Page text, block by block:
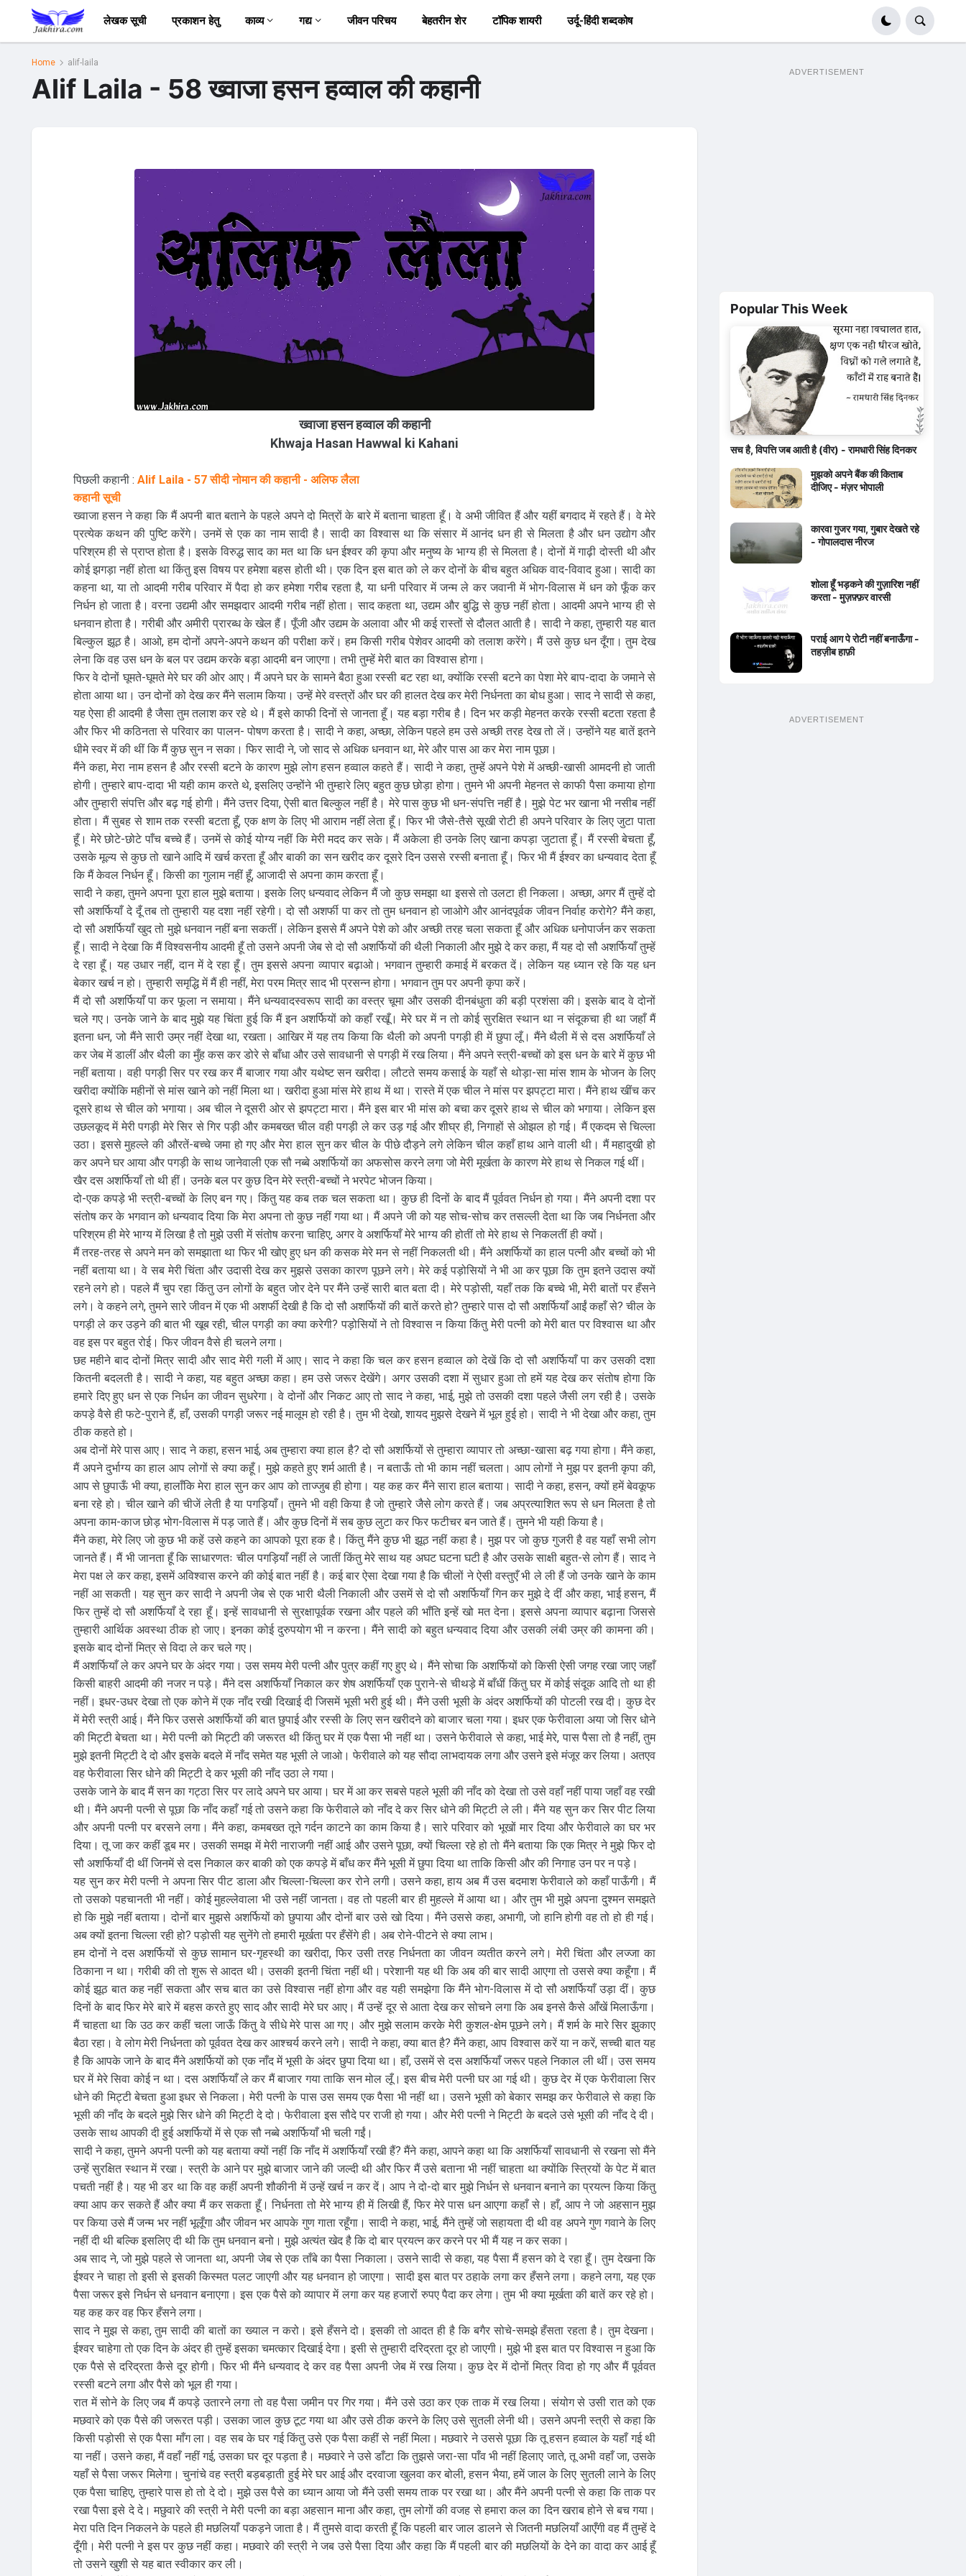
लेखक सूची प्रकाशन हेतु काव्य गद्य जीवन परिचय बेहतरीन शेर टॉपिक शायरी उर्दू-हिंदी शब्दकोष
Home alif-laila
Alif Laila - 58 ख्वाजा हसन हव्वाल की कहानी
ख्वाजा हसन हव्वाल की कहानी
Khwaja Hasan Hawwal ki Kahani
पिछली कहानी : Alif Laila - 57 सीदी नोमान की कहानी - अलिफ लैला
कहानी सूची
ख्वाजा हसन ने कहा कि मैं अपनी बात बताने के पहले अपने दो मित्रों के बारे में बताना चाहता हूँ। वे अभी जीवित हैं और यहीं बगदाद में रहते हैं। वे मेरे
प्रत्येक कथन की पुष्टि करेंगे। उनमें से एक का नाम सादी है। सादी का विश्वास था कि संसार में आनंद धन ही से मिलता है और धन उद्योग और
परिश्रम ही से प्राप्त होता है। इसके विरुद्ध साद का मत था कि धन ईश्वर की कृपा और मनुष्य के भाग्य ही से मिलता है। दोनों में गाढ़ी दोस्ती थी और
कोई झगड़ा नहीं होता था किंतु इस विषय पर हमेशा बहस होती थी। एक दिन इस बात को ले कर दोनों के बीच बहुत अधिक वाद-विवाद हुआ। सादी का
कहना था, या तो आदमी गरीब परिवार में पैदा हो कर हमेशा गरीब रहता है, या धनी परिवार में जन्म ले कर जवानी में भोग-विलास में धन को फूँक कर
निर्धन हो जाता है। वरना उद्यमी और समझदार आदमी गरीब नहीं होता। साद कहता था, उद्यम और बुद्धि से कुछ नहीं होता। आदमी अपने भाग्य ही से
धनवान होता है। गरीबी और अमीरी प्रारब्ध के खेल हैं। पूँजी और उद्यम के अलावा और भी कई रास्तों से दौलत आती है। सादी ने कहा, तुम्हारी यह बात
बिल्कुल झूठ है। आओ, हम दोनों अपने-अपने कथन की परीक्षा करें। हम किसी गरीब पेशेवर आदमी को तलाश करेंगे। मैं उसे कुछ धन दूँगा। तुम देख
लेना कि वह उस धन के बल पर उद्यम करके बड़ा आदमी बन जाएगा। तभी तुम्हें मेरी बात का विश्वास होगा।
फिर वे दोनों घूमते-घूमते मेरे घर की ओर आए। मैं अपने घर के सामने बैठा हुआ रस्सी बट रहा था, क्योंकि रस्सी बटने का पेशा मेरे बाप-दादा के जमाने से
होता आया था। उन दोनों को देख कर मैंने सलाम किया। उन्हें मेरे वस्त्रों और घर की हालत देख कर मेरी निर्धनता का बोध हुआ। साद ने सादी से कहा,
यह ऐसा ही आदमी है जैसा तुम तलाश कर रहे थे। मैं इसे काफी दिनों से जानता हूँ। यह बड़ा गरीब है। दिन भर कड़ी मेहनत करके रस्सी बटता रहता है
और फिर भी कठिनता से परिवार का पालन- पोषण करता है। सादी ने कहा, अच्छा, लेकिन पहले हम उसे अच्छी तरह देख तो लें। उन्होंने यह बातें इतने
धीमे स्वर में की थीं कि मैं कुछ सुन न सका। फिर सादी ने, जो साद से अधिक धनवान था, मेरे और पास आ कर मेरा नाम पूछा।
मैंने कहा, मेरा नाम हसन है और रस्सी बटने के कारण मुझे लोग हसन हव्वाल कहते हैं। सादी ने कहा, तुम्हें अपने पेशे में अच्छी-खासी आमदनी हो जाती
होगी। तुम्हारे बाप-दादा भी यही काम करते थे, इसलिए उन्होंने भी तुम्हारे लिए बहुत कुछ छोड़ा होगा। तुमने भी अपनी मेहनत से काफी पैसा कमाया होगा
और तुम्हारी संपत्ति और बढ़ गई होगी। मैंने उत्तर दिया, ऐसी बात बिल्कुल नहीं है। मेरे पास कुछ भी धन-संपत्ति नहीं है। मुझे पेट भर खाना भी नसीब नहीं
होता। मैं सुबह से शाम तक रस्सी बटता हूँ, एक क्षण के लिए भी आराम नहीं लेता हूँ। फिर भी जैसे-तैसे सूखी रोटी ही अपने परिवार के लिए जुटा पाता
हूँ। मेरे छोटे-छोटे पाँच बच्चे हैं। उनमें से कोई योग्य नहीं कि मेरी मदद कर सके। मैं अकेला ही उनके लिए खाना कपड़ा जुटाता हूँ। मैं रस्सी बेचता हूँ,
उसके मूल्य से कुछ तो खाने आदि में खर्च करता हूँ और बाकी का सन खरीद कर दूसरे दिन उससे रस्सी बनाता हूँ। फिर भी मैं ईश्वर का धन्यवाद देता हूँ
कि मैं केवल निर्धन हूँ। किसी का गुलाम नहीं हूँ, आजादी से अपना काम करता हूँ।
सादी ने कहा, तुमने अपना पूरा हाल मुझे बताया। इसके लिए धन्यवाद लेकिन मैं जो कुछ समझा था इससे तो उलटा ही निकला। अच्छा, अगर मैं तुम्हें दो
सौ अशर्फियाँ दे दूँ तब तो तुम्हारी यह दशा नहीं रहेगी। दो सौ अशर्फी पा कर तो तुम धनवान हो जाओगे और आनंदपूर्वक जीवन निर्वाह करोगे? मैंने कहा,
दो सौ अशर्फियाँ खुद तो मुझे धनवान नहीं बना सकतीं। लेकिन इससे मैं अपने पेशे को और अच्छी तरह चला सकता हूँ और अधिक धनोपार्जन कर सकता
हूँ। सादी ने देखा कि मैं विश्वसनीय आदमी हूँ तो उसने अपनी जेब से दो सौ अशर्फियों की थैली निकाली और मुझे दे कर कहा, मैं यह दो सौ अशर्फियाँ तुम्हें
दे रहा हूँ। यह उधार नहीं, दान में दे रहा हूँ। तुम इससे अपना व्यापार बढ़ाओ। भगवान तुम्हारी कमाई में बरकत दें। लेकिन यह ध्यान रहे कि यह धन
बेकार खर्च न हो। तुम्हारी समृद्धि में मैं ही नहीं, मेरा परम मित्र साद भी प्रसन्न होगा। भगवान तुम पर अपनी कृपा करें।
मैं दो सौ अशर्फियाँ पा कर फूला न समाया। मैंने धन्यवादस्वरूप सादी का वस्त्र चूमा और उसकी दीनबंधुता की बड़ी प्रशंसा की। इसके बाद वे दोनों
चले गए। उनके जाने के बाद मुझे यह चिंता हुई कि मैं इन अशर्फियों को कहाँ रखूँ। मेरे घर में न तो कोई सुरक्षित स्थान था न संदूकचा ही था जहाँ मैं
इतना धन, जो मैंने सारी उम्र नहीं देखा था, रखता। आखिर में यह तय किया कि थैली को अपनी पगड़ी ही में छुपा लूँ। मैंने थैली में से दस अशर्फियाँ ले
कर जेब में डालीं और थैली का मुँह कस कर डोरे से बाँधा और उसे सावधानी से पगड़ी में रख लिया। मैंने अपने स्त्री-बच्चों को इस धन के बारे में कुछ भी
नहीं बताया। वही पगड़ी सिर पर रख कर मैं बाजार गया और यथेष्ट सन खरीदा। लौटते समय कसाई के यहाँ से थोड़ा-सा मांस शाम के भोजन के लिए
खरीदा क्योंकि महीनों से मांस खाने को नहीं मिला था। खरीदा हुआ मांस मेरे हाथ में था। रास्ते में एक चील ने मांस पर झपट्टा मारा। मैंने हाथ खींच कर
दूसरे हाथ से चील को भगाया। अब चील ने दूसरी ओर से झपट्टा मारा। मैंने इस बार भी मांस को बचा कर दूसरे हाथ से चील को भगाया। लेकिन इस
उछलकूद में मेरी पगड़ी मेरे सिर से गिर पड़ी और कमबख्त चील वही पगड़ी ले कर उड़ गई और शीघ्र ही, निगाहों से ओझल हो गई। मैं एकदम से चिल्ला
उठा। इससे मुहल्ले की औरतें-बच्चे जमा हो गए और मेरा हाल सुन कर चील के पीछे दौड़ने लगे लेकिन चील कहाँ हाथ आने वाली थी। मैं महादुखी हो
कर अपने घर आया और पगड़ी के साथ जानेवाली एक सौ नब्बे अशर्फियों का अफसोस करने लगा जो मेरी मूर्खता के कारण मेरे हाथ से निकल गई थीं।
खैर दस अशर्फियाँ तो थी हीं। उनके बल पर कुछ दिन मेरे स्त्री-बच्चों ने भरपेट भोजन किया।
दो-एक कपड़े भी स्त्री-बच्चों के लिए बन गए। किंतु यह कब तक चल सकता था। कुछ ही दिनों के बाद मैं पूर्ववत निर्धन हो गया। मैंने अपनी दशा पर
संतोष कर के भगवान को धन्यवाद दिया कि मेरा अपना तो कुछ नहीं गया था। मैं अपने जी को यह सोच-सोच कर तसल्ली देता था कि जब निर्धनता और
परिश्रम ही मेरे भाग्य में लिखा है तो मुझे उसी में संतोष करना चाहिए, अगर वे अशर्फियाँ मेरे भाग्य की होतीं तो मेरे हाथ से निकलतीं ही क्यों।
मैं तरह-तरह से अपने मन को समझाता था फिर भी खोए हुए धन की कसक मेरे मन से नहीं निकलती थी। मैंने अशर्फियों का हाल पत्नी और बच्चों को भी
नहीं बताया था। वे सब मेरी चिंता और उदासी देख कर मुझसे उसका कारण पूछने लगे। मेरे कई पड़ोसियों ने भी आ कर पूछा कि तुम इतने उदास क्यों
रहने लगे हो। पहले मैं चुप रहा किंतु उन लोगों के बहुत जोर देने पर मैंने उन्हें सारी बात बता दी। मेरे पड़ोसी, यहाँ तक कि बच्चे भी, मेरी बातों पर हँसने
लगे। वे कहने लगे, तुमने सारे जीवन में एक भी अशर्फी देखी है कि दो सौ अशर्फियों की बातें करते हो? तुम्हारे पास दो सौ अशर्फियाँ आईं कहाँ से? चील के
पगड़ी ले कर उड़ने की बात भी खूब रही, चील पगड़ी का क्या करेगी? पड़ोसियों ने तो विश्वास न किया किंतु मेरी पत्नी को मेरी बात पर विश्वास था और
वह इस पर बहुत रोई। फिर जीवन वैसे ही चलने लगा।
छह महीने बाद दोनों मित्र सादी और साद मेरी गली में आए। साद ने कहा कि चल कर हसन हव्वाल को देखें कि दो सौ अशर्फियाँ पा कर उसकी दशा
कितनी बदलती है। सादी ने कहा, यह बहुत अच्छा कहा। हम उसे जरूर देखेंगे। अगर उसकी दशा में सुधार हुआ तो हमें यह देख कर संतोष होगा कि
हमारे दिए हुए धन से एक निर्धन का जीवन सुधरेगा। वे दोनों और निकट आए तो साद ने कहा, भाई, मुझे तो उसकी दशा पहले जैसी लग रही है। उसके
कपड़े वैसे ही फटे-पुराने हैं, हाँ, उसकी पगड़ी जरूर नई मालूम हो रही है। तुम भी देखो, शायद मुझसे देखने में भूल हुई हो। सादी ने भी देखा और कहा, तुम
ठीक कहते हो।
अब दोनों मेरे पास आए। साद ने कहा, हसन भाई, अब तुम्हारा क्या हाल है? दो सौ अशर्फियों से तुम्हारा व्यापार तो अच्छा-खासा बढ़ गया होगा। मैंने कहा,
मैं अपने दुर्भाग्य का हाल आप लोगों से क्या कहूँ। मुझे कहते हुए शर्म आती है। न बताऊँ तो भी काम नहीं चलता। आप लोगों ने मुझ पर इतनी कृपा की,
आप से छुपाऊँ भी क्या, हालाँकि मेरा हाल सुन कर आप को ताज्जुब ही होगा। यह कह कर मैंने सारा हाल बताया। सादी ने कहा, हसन, क्यों हमें बेवकूफ
बना रहे हो। चील खाने की चीजें लेती है या पगड़ियाँ। तुमने भी वही किया है जो तुम्हारे जैसे लोग करते हैं। जब अप्रत्याशित रूप से धन मिलता है तो
अपना काम-काज छोड़ भोग-विलास में पड़ जाते हैं। और कुछ दिनों में सब कुछ लुटा कर फिर फटीचर बन जाते हैं। तुमने भी यही किया है।
मैंने कहा, मेरे लिए जो कुछ भी कहें उसे कहने का आपको पूरा हक है। किंतु मैंने कुछ भी झूठ नहीं कहा है। मुझ पर जो कुछ गुजरी है वह यहाँ सभी लोग
जानते हैं। मैं भी जानता हूँ कि साधारणतः चील पगड़ियाँ नहीं ले जातीं किंतु मेरे साथ यह अघट घटना घटी है और उसके साक्षी बहुत-से लोग हैं। साद ने
मेरा पक्ष ले कर कहा, इसमें अविश्वास करने की कोई बात नहीं है। कई बार ऐसा देखा गया है कि चीलों ने ऐसी वस्तुएँ भी ले ली हैं जो उनके खाने के काम
नहीं आ सकती। यह सुन कर सादी ने अपनी जेब से एक भारी थैली निकाली और उसमें से दो सौ अशर्फियाँ गिन कर मुझे दे दीं और कहा, भाई हसन, मैं
फिर तुम्हें दो सौ अशर्फियाँ दे रहा हूँ। इन्हें सावधानी से सुरक्षापूर्वक रखना और पहले की भाँति इन्हें खो मत देना। इससे अपना व्यापार बढ़ाना जिससे
तुम्हारी आर्थिक अवस्था ठीक हो जाए। इनका कोई दुरुपयोग भी न करना। मैंने सादी को बहुत धन्यवाद दिया और उसकी लंबी उम्र की कामना की।
इसके बाद दोनों मित्र से विदा ले कर चले गए।
मैं अशर्फियाँ ले कर अपने घर के अंदर गया। उस समय मेरी पत्नी और पुत्र कहीं गए हुए थे। मैंने सोचा कि अशर्फियों को किसी ऐसी जगह रखा जाए जहाँ
किसी बाहरी आदमी की नजर न पड़े। मैंने दस अशर्फियाँ निकाल कर शेष अशर्फियाँ एक पुराने-से चीथड़े में बाँधीं किंतु घर में कोई संदूक आदि तो था ही
नहीं। इधर-उधर देखा तो एक कोने में एक नाँद रखी दिखाई दी जिसमें भूसी भरी हुई थी। मैंने उसी भूसी के अंदर अशर्फियों की पोटली रख दी। कुछ देर
में मेरी स्त्री आई। मैंने फिर उससे अशर्फियों की बात छुपाई और रस्सी के लिए सन खरीदने को बाजार चला गया। इधर एक फेरीवाला अया जो सिर धोने
की मिट्टी बेचता था। मेरी पत्नी को मिट्टी की जरूरत थी किंतु घर में एक पैसा भी नहीं था। उसने फेरीवाले से कहा, भाई मेरे, पास पैसा तो है नहीं, तुम
मुझे इतनी मिट्टी दे दो और इसके बदले में नाँद समेत यह भूसी ले जाओ। फेरीवाले को यह सौदा लाभदायक लगा और उसने इसे मंजूर कर लिया। अतएव
वह फेरीवाला सिर धोने की मिट्टी दे कर भूसी की नाँद उठा ले गया।
उसके जाने के बाद मैं सन का गट्ठा सिर पर लादे अपने घर आया। घर में आ कर सबसे पहले भूसी की नाँद को देखा तो उसे वहाँ नहीं पाया जहाँ वह रखी
थी। मैंने अपनी पत्नी से पूछा कि नाँद कहाँ गई तो उसने कहा कि फेरीवाले को नाँद दे कर सिर धोने की मिट्टी ले ली। मैंने यह सुन कर सिर पीट लिया
और अपनी पत्नी पर बरसने लगा। मैंने कहा, कमबख्त तूने गर्दन काटने का काम किया है। सारे परिवार को भूखों मार दिया और फेरीवाले का घर भर
दिया। तू जा कर कहीं डूब मर। उसकी समझ में मेरी नाराजगी नहीं आई और उसने पूछा, क्यों चिल्ला रहे हो तो मैंने बताया कि एक मित्र ने मुझे फिर दो
सौ अशर्फियाँ दी थीं जिनमें से दस निकाल कर बाकी को एक कपड़े में बाँध कर मैंने भूसी में छुपा दिया था ताकि किसी और की निगाह उन पर न पड़े।
यह सुन कर मेरी पत्नी ने अपना सिर पीट डाला और चिल्ला-चिल्ला कर रोने लगी। उसने कहा, हाय अब मैं उस बदमाश फेरीवाले को कहाँ पाऊँगी। मैं
तो उसको पहचानती भी नहीं। कोई मुहल्लेवाला भी उसे नहीं जानता। वह तो पहली बार ही मुहल्ले में आया था। और तुम भी मुझे अपना दुश्मन समझते
हो कि मुझे नहीं बताया। दोनों बार मुझसे अशर्फियों को छुपाया और दोनों बार उसे खो दिया। मैंने उससे कहा, अभागी, जो हानि होगी वह तो हो ही गई।
अब क्यों इतना चिल्ला रही हो? पड़ोसी यह सुनेंगे तो हमारी मूर्खता पर हँसेंगे ही। अब रोने-पीटने से क्या लाभ।
हम दोनों ने दस अशर्फियों से कुछ सामान घर-गृहस्थी का खरीदा, फिर उसी तरह निर्धनता का जीवन व्यतीत करने लगे। मेरी चिंता और लज्जा का
ठिकाना न था। गरीबी की तो शुरू से आदत थी। उसकी इतनी चिंता नहीं थी। परेशानी यह थी कि अब की बार सादी आएगा तो उससे क्या कहूँगा। मैं
कोई झूठ बात कह नहीं सकता और सच बात का उसे विश्वास नहीं होगा और वह यही समझेगा कि मैंने भोग-विलास में दो सौ अशर्फियाँ उड़ा दीं। कुछ
दिनों के बाद फिर मेरे बारे में बहस करते हुए साद और सादी मेरे घर आए। मैं उन्हें दूर से आता देख कर सोचने लगा कि अब इनसे कैसे आँखें मिलाऊँगा।
मैं चाहता था कि उठ कर कहीं चला जाऊँ किंतु वे सीधे मेरे पास आ गए। और मुझे सलाम करके मेरी कुशल-क्षेम पूछने लगे। मैं शर्म के मारे सिर झुकाए
बैठा रहा। वे लोग मेरी निर्धनता को पूर्ववत देख कर आश्चर्य करने लगे। सादी ने कहा, क्या बात है? मैंने कहा, आप विश्वास करें या न करें, सच्ची बात यह
है कि आपके जाने के बाद मैंने अशर्फियों को एक नाँद में भूसी के अंदर छुपा दिया था। हाँ, उसमें से दस अशर्फियाँ जरूर पहले निकाल ली थीं। उस समय
घर में मेरे सिवा कोई न था। दस अशर्फियाँ ले कर मैं बाजार गया ताकि सन मोल लूँ। इस बीच मेरी पत्नी घर आ गई थी। कुछ देर में एक फेरीवाला सिर
धोने की मिट्टी बेचता हुआ इधर से निकला। मेरी पत्नी के पास उस समय एक पैसा भी नहीं था। उसने भूसी को बेकार समझ कर फेरीवाले से कहा कि
भूसी की नाँद के बदले मुझे सिर धोने की मिट्टी दे दो। फेरीवाला इस सौदे पर राजी हो गया। और मेरी पत्नी ने मिट्टी के बदले उसे भूसी की नाँद दे दी।
उसके साथ आपकी दी हुई अशर्फियों में से एक सौ नब्बे अशर्फियाँ भी चली गईं।
सादी ने कहा, तुमने अपनी पत्नी को यह बताया क्यों नहीं कि नाँद में अशर्फियाँ रखी हैं? मैंने कहा, आपने कहा था कि अशर्फियाँ सावधानी से रखना सो मैंने
उन्हें सुरक्षित स्थान में रखा। स्त्री के आने पर मुझे बाजार जाने की जल्दी थी और फिर मैं उसे बताना भी नहीं चाहता था क्योंकि स्त्रियों के पेट में बात
पचती नहीं है। यह भी डर था कि वह कहीं अपनी शौकीनी में उन्हें खर्च न कर दें। आप ने दो-दो बार मुझे निर्धन से धनवान बनाने का प्रयत्न किया किंतु
क्या आप कर सकते हैं और क्या मैं कर सकता हूँ। निर्धनता तो मेरे भाग्य ही में लिखी हैं, फिर मेरे पास धन आएगा कहाँ से। हाँ, आप ने जो अहसान मुझ
पर किया उसे मैं जन्म भर नहीं भूलूँगा और जीवन भर आपके गुण गाता रहूँगा। सादी ने कहा, भाई, मैंने तुम्हें जो सहायता दी थी वह अपने गुण गवाने के लिए
नहीं दी थी बल्कि इसलिए दी थी कि तुम धनवान बनो। मुझे अत्यंत खेद है कि दो बार प्रयत्न कर करने पर भी मैं यह न कर सका।
अब साद ने, जो मुझे पहले से जानता था, अपनी जेब से एक ताँबे का पैसा निकाला। उसने सादी से कहा, यह पैसा मैं हसन को दे रहा हूँ। तुम देखना कि
ईश्वर ने चाहा तो इसी से इसकी किस्मत पलट जाएगी और यह धनवान हो जाएगा। सादी इस बात पर ठहाके लगा कर हँसने लगा। कहने लगा, यह एक
पैसा जरूर इसे निर्धन से धनवान बनाएगा। इस एक पैसे को व्यापार में लगा कर यह हजारों रुपए पैदा कर लेगा। तुम भी क्या मूर्खता की बातें कर रहे हो।
यह कह कर वह फिर हँसने लगा।
साद ने मुझ से कहा, तुम सादी की बातों का ख्याल न करो। इसे हँसने दो। इसकी तो आदत ही है कि बगैर सोचे-समझे हँसता रहता है। तुम देखना।
ईश्वर चाहेगा तो एक दिन के अंदर ही तुम्हें इसका चमत्कार दिखाई देगा। इसी से तुम्हारी दरिद्रता दूर हो जाएगी। मुझे भी इस बात पर विश्वास न हुआ कि
एक पैसे से दरिद्रता कैसे दूर होगी। फिर भी मैंने धन्यवाद दे कर वह पैसा अपनी जेब में रख लिया। कुछ देर में दोनों मित्र विदा हो गए और मैं पूर्ववत
रस्सी बटने लगा और पैसे को भूल ही गया।
रात में सोने के लिए जब मैं कपड़े उतारने लगा तो वह पैसा जमीन पर गिर गया। मैंने उसे उठा कर एक ताक में रख लिया। संयोग से उसी रात को एक
मछवारे को एक पैसे की जरूरत पड़ी। उसका जाल कुछ टूट गया था और उसे ठीक करने के लिए उसे सुतली लेनी थी। उसने अपनी स्त्री से कहा कि
किसी पड़ोसी से एक पैसा माँग ला। वह सब के घर गई किंतु उसे एक पैसा कहीं से नहीं मिला। मछवारे ने उससे पूछा कि तू हसन हव्वाल के यहाँ गई थी
या नहीं। उसने कहा, मैं वहाँ नहीं गई, उसका घर दूर पड़ता है। मछवारे ने उसे डाँटा कि तुझसे जरा-सा पाँव भी नहीं हिलाए जाते, तू अभी वहाँ जा, उसके
यहाँ से पैसा जरूर मिलेगा। चुनांचे वह स्त्री बड़बड़ाती हुई मेरे घर आई और दरवाजा खुलवा कर बोली, हसन भैया, हमें जाल के लिए सुतली लाने के लिए
एक पैसा चाहिए, तुम्हारे पास हो तो दे दो। मुझे उस पैसे का ध्यान आया जो मैंने उसी समय ताक पर रखा था। और मैंने अपनी पत्नी से कहा कि ताक पर
रखा पैसा इसे दे दे। मछुवारे की स्त्री ने मेरी पत्नी का बड़ा अहसान माना और कहा, तुम लोगों की वजह से हमारा कल का दिन खराब होने से बच गया।
मेरा पति दिन निकलने के पहले ही मछलियाँ पकड़ने जाता है। मैं तुमसे वादा करती हूँ कि पहली बार जाल डालने से जितनी मछलियाँ आएँगी वह मैं तुम्हें दे
दूँगी। मेरी पत्नी ने इस पर कुछ नहीं कहा। मछवारे की स्त्री ने जब उसे पैसा दिया और कहा कि मैं पहली बार की मछलियों के देने का वादा कर आई हूँ
तो उसने खुशी से यह बात स्वीकार कर ली।
ADVERTISEMENT
Popular This Week
सच है, विपत्ति जब आती है (वीर) - रामधारी सिंह दिनकर
मुझको अपने बैंक की किताब
दीजिए - मंज़र भोपाली
कारवा गुजर गया, गुबार देखते रहे
- गोपालदास नीरज
शोला हूँ भड़कने की गुज़ारिश नहीं
करता - मुज़फ़्फ़र वारसी
पराई आग पे रोटी नहीं बनाऊँगा -
तहज़ीब हाफ़ी
ADVERTISEMENT